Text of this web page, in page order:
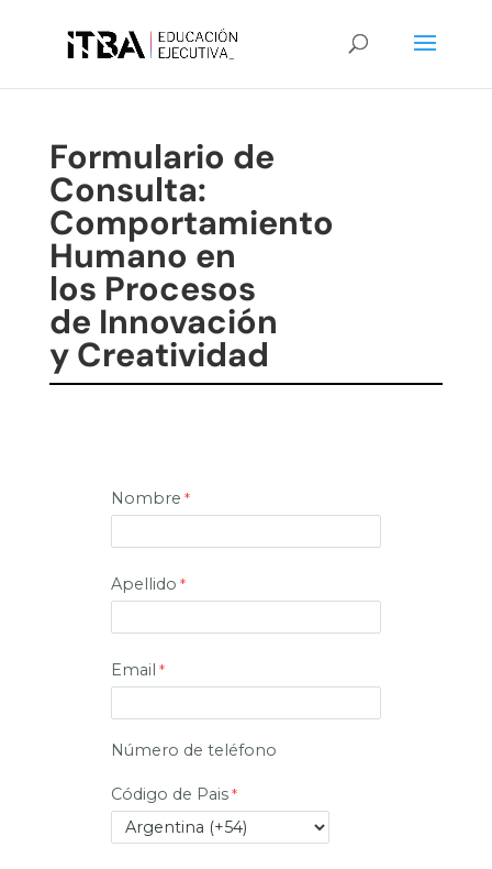
Formulario de
Consulta:
Comportamiento
Humano en
los Procesos
de Innovación
y Creatividad
Nombre
Apellido
Email
Número de teléfono
Código de Pais